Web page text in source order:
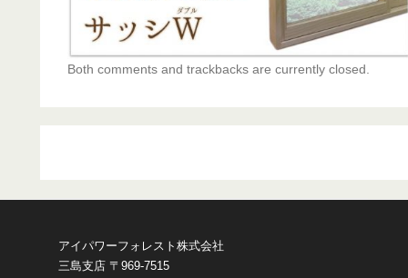
Both comments and trackbacks are currently closed.
アイパワーフォレスト株式会社
三島支店 〒969-7515